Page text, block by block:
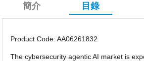
簡介 目錄
Product Code: AA06261832
The cybersecurity agentic AI market is